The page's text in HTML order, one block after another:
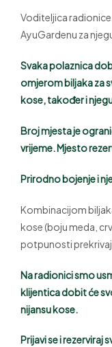
Voditeljica
AyuGardenu za
Svaka polaznica
omjerom biljaka za
kose, također i
Broj mjesta je
vrijeme. Mjesto
Prirodno bojenje i
Kombinacijom
kose (boju meda,
potpunosti
Na radionici smo
klijentica dobit će
nijansu kose.
Prijavi se i rezerviraj